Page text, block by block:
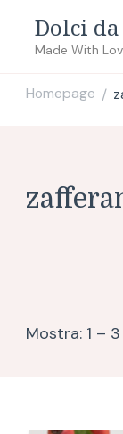
Dolci
Made With
Homepage /
Mostra: 1 –